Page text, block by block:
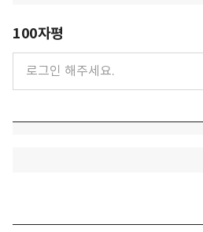
100자평